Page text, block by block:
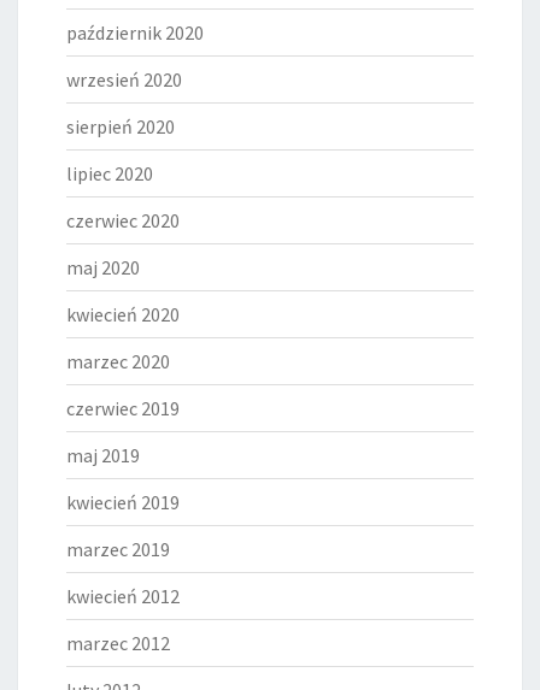
październik 2020
wrzesień 2020
sierpień 2020
lipiec 2020
czerwiec 2020
maj 2020
kwiecień 2020
marzec 2020
czerwiec 2019
maj 2019
kwiecień 2019
marzec 2019
kwiecień 2012
marzec 2012